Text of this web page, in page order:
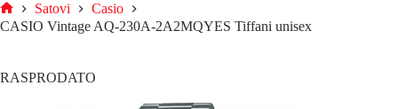
Satovi
Casio
CASIO Vintage AQ-230A-2A2MQYES Tiffani unisex
RASPRODATO